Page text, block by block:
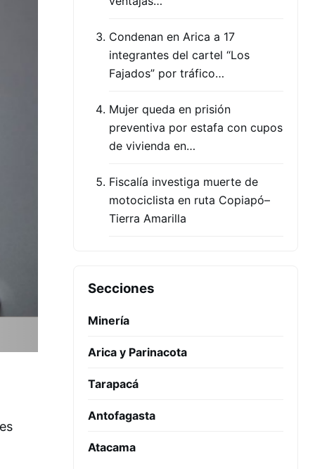
Condenan en Arica a 17
integrantes del cartel “Los
Fajados” por tráfico…
Mujer queda en prisión
preventiva por estafa con cupos
de vivienda en…
Fiscalía investiga muerte de
motociclista en ruta Copiapó–
Tierra Amarilla
Secciones
Minería
Arica y Parinacota
Tarapacá
Antofagasta
Atacama